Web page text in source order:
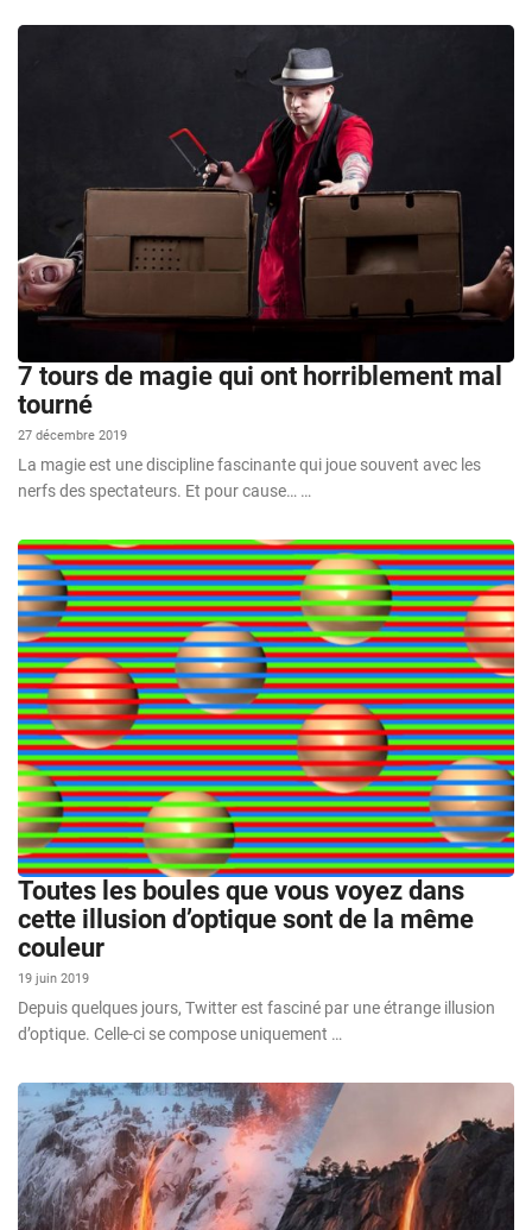
7 tours de magie qui ont horriblement mal
tourné
27 décembre 2019
La magie est une discipline fascinante qui joue souvent avec les
nerfs des spectateurs. Et pour cause… …
Toutes les boules que vous voyez dans
cette illusion d’optique sont de la même
couleur
19 juin 2019
Depuis quelques jours, Twitter est fasciné par une étrange illusion
d’optique. Celle-ci se compose uniquement …